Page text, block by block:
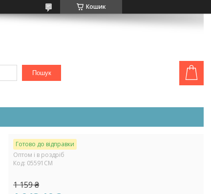
Кошик
Пошук
Готово до відправки
Оптом і в роздріб
Код: 05591СМ
1 159 ₴